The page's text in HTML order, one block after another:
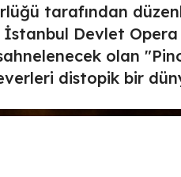
tarafından
Devlet
olan
distopik bir